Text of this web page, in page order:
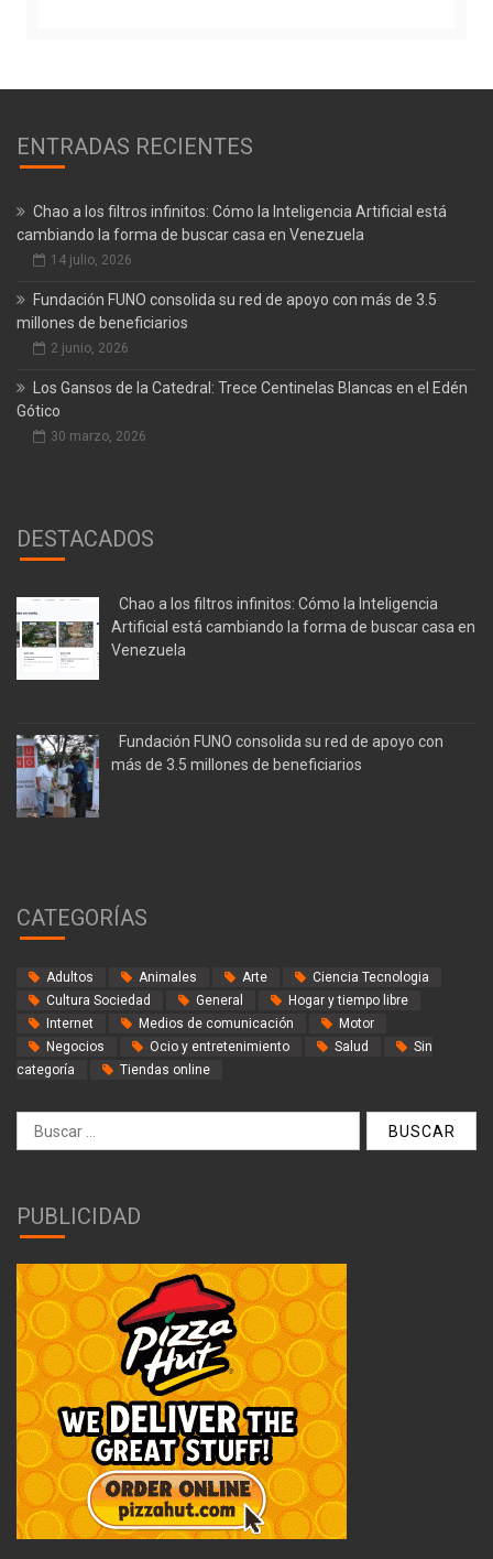
ENTRADAS RECIENTES
Chao a los filtros infinitos: Cómo la Inteligencia Artificial está
cambiando la forma de buscar casa en Venezuela
14 julio, 2026
Fundación FUNO consolida su red de apoyo con más de 3.5
millones de beneficiarios
2 junio, 2026
Los Gansos de la Catedral: Trece Centinelas Blancas en el Edén
Gótico
30 marzo, 2026
DESTACADOS
Chao a los filtros infinitos: Cómo la Inteligencia
Artificial está cambiando la forma de buscar casa en
Venezuela
Fundación FUNO consolida su red de apoyo con
más de 3.5 millones de beneficiarios
CATEGORÍAS
Adultos Animales Arte
Ciencia Tecnologia
Cultura Sociedad
General
Hogar y tiempo libre
Internet
Medios de comunicación
Motor
Negocios
Ocio y entretenimiento Salud
Sin
categoría
Tiendas online
Buscar:
PUBLICIDAD